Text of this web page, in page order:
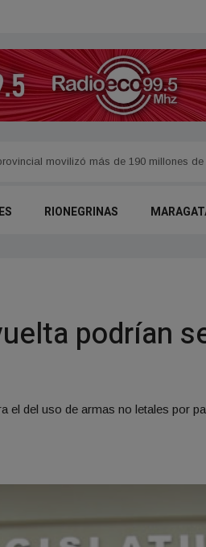
a reuniones informativas por el acceso
RIONEGRINAS
podrían
el del uso de armas no letales por